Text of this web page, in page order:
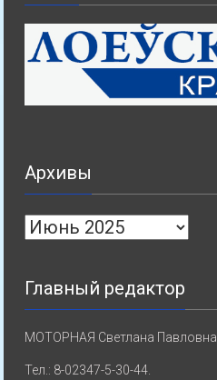
Архивы
Архивы
Главный редактор
МОТОРНАЯ Светлана Павловна
Тел.: 8-02347-5-30-44.